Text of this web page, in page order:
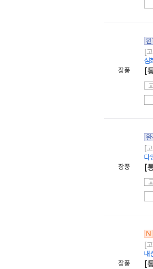
장풍
[
심
[
장풍
[
다
[
장풍
N
[
내
[